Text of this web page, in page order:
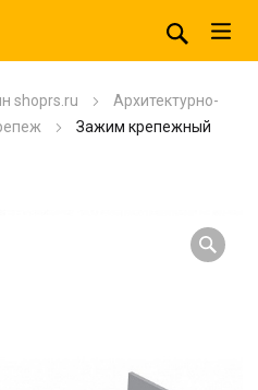
shoprs.ru
Архитектурно-
Зажим крепежный